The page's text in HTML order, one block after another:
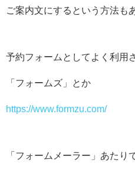
ご案内文にするという方法も
予約フォームとしてよく利用
「フォームズ」とか
https://www.formzu.com/
「フォームメーラー」あたり